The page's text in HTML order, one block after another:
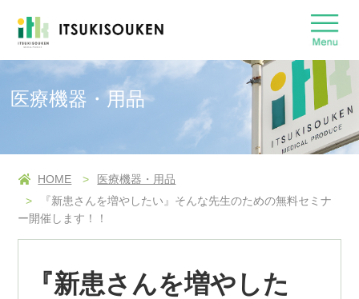
医療機器・用品
HOME
医療機器・用品
『新患さんを増やしたい』そんな先生のための無料セミナ
ー開催します！！
『新患さんを増やした